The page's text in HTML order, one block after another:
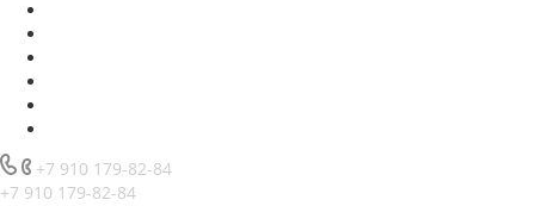
+7 910 179-82-84
+7 910 179-82-84